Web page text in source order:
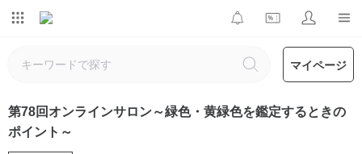
マイページ
第78回オンラインサロン～緑色・黄緑色を鑑定するときの
ポイント～